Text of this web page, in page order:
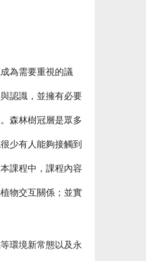
為需要重視的議
認識，並擁有必要
森林樹冠層是眾多
少有人能夠接觸到
課程中，課程內容
物交互關係；並實
環境新常態以及永